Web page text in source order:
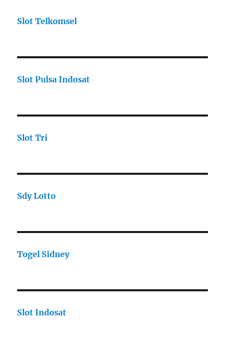
Slot Telkomsel
Slot Pulsa Indosat
Slot Tri
Sdy Lotto
Togel Sidney
Slot Indosat